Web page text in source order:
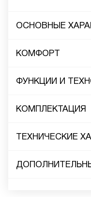
ОСНОВНЫЕ
КОМФОРТ
ФУНКЦИИ И
КОМПЛЕКТАЦИЯ
ТЕХНИЧЕСКИЕ